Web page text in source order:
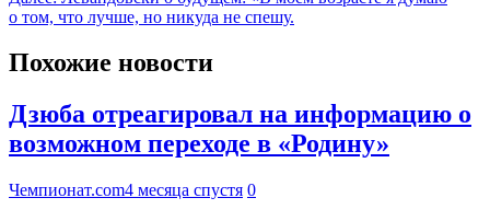
о том, что лучше, но никуда не спешу.
Похожие новости
Дзюба отреагировал на информацию о
возможном переходе в «Родину»
Чемпионат.com4 месяца спустя 0